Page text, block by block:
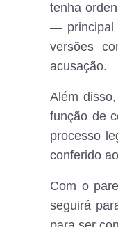
tenha
— principal
versões
acusação.
Além
função de
processo
conferido
Com o
seguirá